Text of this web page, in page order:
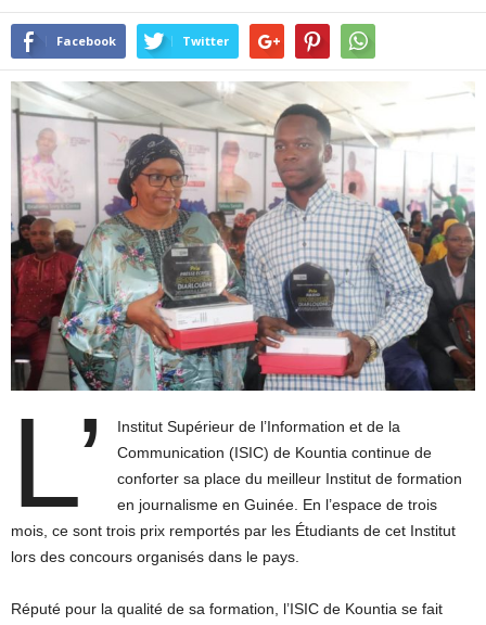
Facebook Twitter
L’
Institut Supérieur de l’Information et de la
Communication (ISIC) de Kountia continue de
conforter sa place du meilleur Institut de formation
en journalisme en Guinée. En l’espace de trois
mois, ce sont trois prix remportés par les Étudiants de cet Institut
lors des concours organisés dans le pays.
Réputé pour la qualité de sa formation, l’ISIC de Kountia se fait